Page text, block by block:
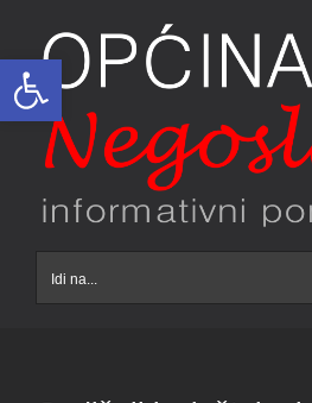
Open toolbar
content
Idi na...